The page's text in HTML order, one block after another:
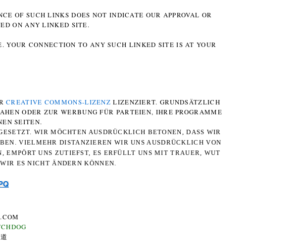
OF SUCH LINKS DOES NOT INDICATE OUR APPROVAL OR
ON ANY LINKED SITE.
YOUR CONNECTION TO ANY SUCH LINKED SITE IS AT YOUR
CREATIVE COMMONS-LIZENZ LIZENZIERT. GRUNDSÄTZLICH
ODER ZUR WERBUNG FÜR PARTEIEN, IHRE PROGRAMME
SEITEN.
WIR MÖCHTEN AUSDRÜCKLICH BETONEN, DASS WIR
VIELMEHR DISTANZIEREN WIR UNS AUSDRÜCKLICH VON
UNS ZUTIEFST, ES ERFÜLLT UNS MIT TRAUER, WUT
ES NICHT ÄNDERN KÖNNEN.